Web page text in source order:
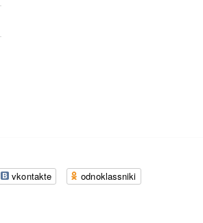
vkontakte odnoklassniki